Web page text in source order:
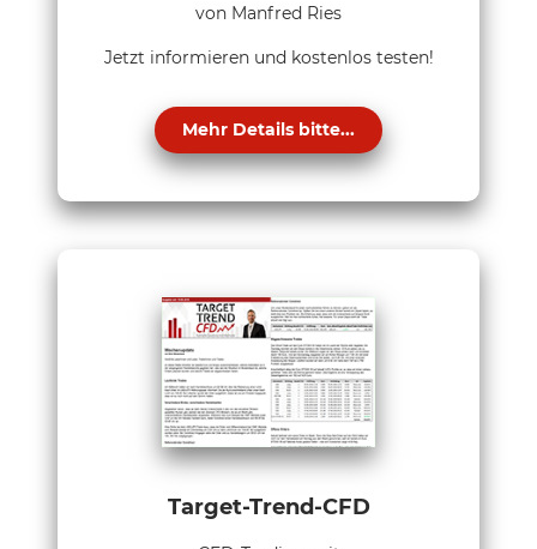
von Manfred Ries
Jetzt informieren und kostenlos testen!
Mehr Details bitte...
Target-Trend-CFD